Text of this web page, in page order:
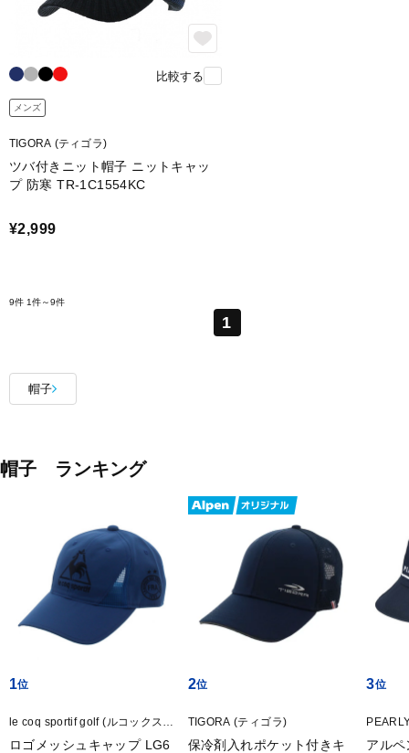
比較する
メンズ
TIGORA (ティゴラ)
ツバ付きニット帽子 ニットキャッ
プ 防寒 TR-1C1554KC
¥2,999
9件 1件～9件
1
帽子
帽子 ランキング
1
le coq sportif golf (ルコックスポ
ルティフ ゴルフ)
ロゴメッシュキャップ LG6
2
TIGORA (ティゴラ)
保冷剤入れポケット付きキ
3
ツ)
アル